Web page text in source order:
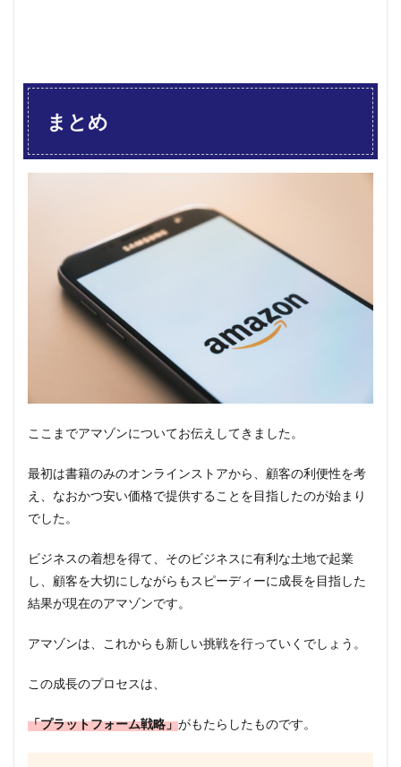
まとめ
ここまでアマゾンについてお伝えしてきました。
最初は書籍のみのオンラインストアから、顧客の利便性を考
え、なおかつ安い価格で提供することを目指したのが始まり
でした。
ビジネスの着想を得て、そのビジネスに有利な土地で起業
し、顧客を大切にしながらもスピーディーに成長を目指した
結果が現在のアマゾンです。
アマゾンは、これからも新しい挑戦を行っていくでしょう。
この成長のプロセスは、
「プラットフォーム戦略」がもたらしたものです。